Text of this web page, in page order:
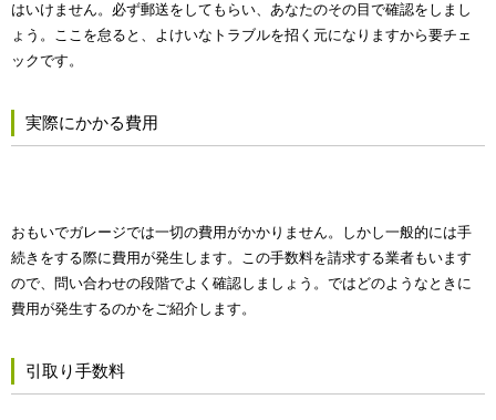
はいけません。必ず郵送をしてもらい、あなたのその目で確認をしまし
ょう。ここを怠ると、よけいなトラブルを招く元になりますから要チェ
ックです。
実際にかかる費用
おもいでガレージでは一切の費用がかかりません。しかし一般的には手
続きをする際に費用が発生します。この手数料を請求する業者もいます
ので、問い合わせの段階でよく確認しましょう。ではどのようなときに
費用が発生するのかをご紹介します。
引取り手数料